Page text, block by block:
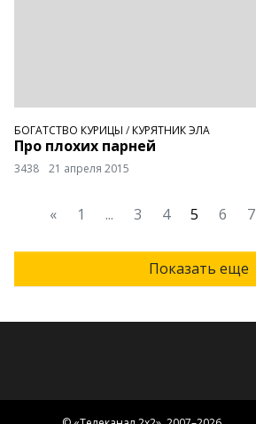
БОГАТСТВО КУРИЦЫ /КУРЯТНИК ЭЛА
Про плохих парней
3438 21 апреля 2015
« 1 ... 3 4 5 6 7
Показать еще